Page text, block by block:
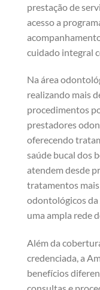
prestação de
acesso a
cuidado integral
Na área
realizando mais
procedimentos
prestadores
oferecendo
saúde bucal dos
atendem desde
tratamentos
odontológicos da
uma ampla rede
Além da
credenciada, a
benefícios